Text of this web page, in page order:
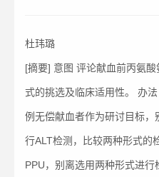
杜玮璐
[摘要] 意图 评论献血前丙氨
式的挑选及临床适用性。 办
例无偿献血者作为研讨目标
行ALT检测，比较两种形式的
PPU，别离选用两种形式进